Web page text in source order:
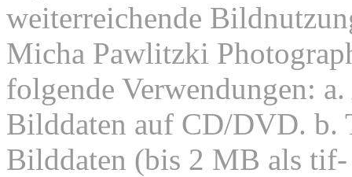
weiterreichende
Micha Pawlitzki
folgende Verwendungen:
Bilddaten auf CD/DVD. b.
Bilddaten (bis 2 MB als